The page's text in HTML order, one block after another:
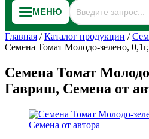
МЕНЮ
Главная /Каталог продукции /
Семена Томат Молодо-зелено,
Семена Томат
Гавриш, Семена от